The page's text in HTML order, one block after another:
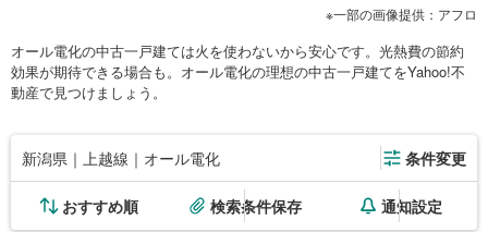
一部の画像提供：アフロ
オール電化の中古一戸建ては火を使わないから安心です。光熱費の節約
効果が期待できる場合も。オール電化の理想の中古一戸建てをYahoo!不
動産で見つけましょう。
新潟県｜上越線｜オール電化 条件変更
おすすめ順 検索条件保存 通知設定